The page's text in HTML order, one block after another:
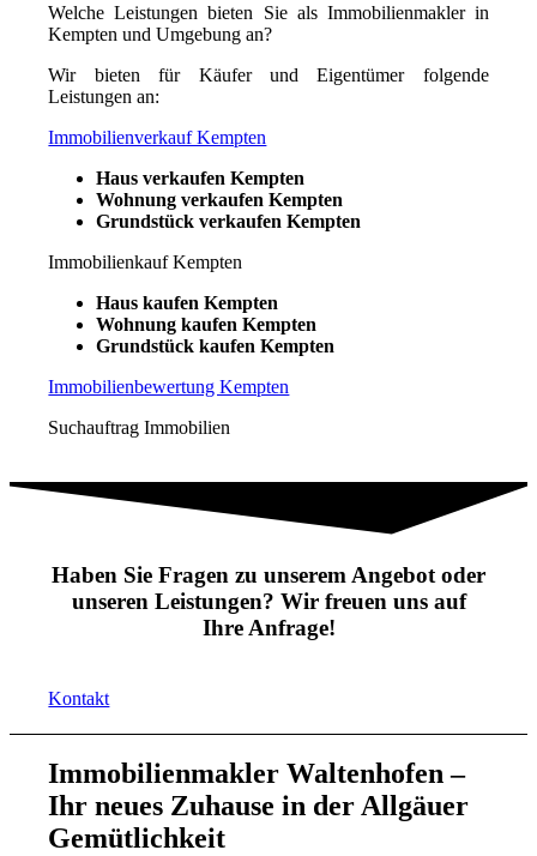
Welche Leistungen bieten Sie als Immobilienmakler in
Kempten und Umgebung an?
Wir bieten für Käufer und Eigentümer folgende
Leistungen an:
Immobilienverkauf Kempten
Haus verkaufen Kempten
Wohnung verkaufen Kempten
Grundstück verkaufen Kempten
Immobilienkauf Kempten
Haus kaufen Kempten
Wohnung kaufen Kempten
Grundstück kaufen Kempten
Immobilienbewertung Kempten
Suchauftrag Immobilien
Haben Sie Fragen zu unserem Angebot oder
unseren Leistungen? Wir freuen uns auf
Ihre Anfrage!
Kontakt
Immobilienmakler Waltenhofen –
Ihr neues Zuhause in der Allgäuer
Gemütlichkeit